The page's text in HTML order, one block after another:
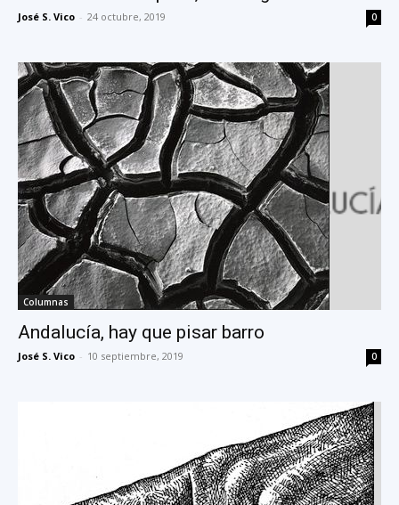
José S. Vico - 24 octubre, 2019 0
Columnas
Andalucía, hay que pisar barro
José S. Vico - 10 septiembre, 2019 0